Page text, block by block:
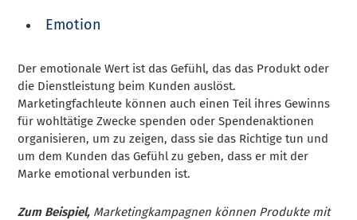
Emotion
Der emotionale Wert ist das Gefühl, das das Produkt oder
die Dienstleistung beim Kunden auslöst.
Marketingfachleute können auch einen Teil ihres Gewinns
für wohltätige Zwecke spenden oder Spendenaktionen
organisieren, um zu zeigen, dass sie das Richtige tun und
um dem Kunden das Gefühl zu geben, dass er mit der
Marke emotional verbunden ist.
Zum Beispiel, Marketingkampagnen können Produkte mit